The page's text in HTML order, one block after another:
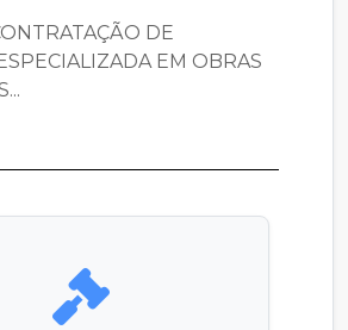
DE
EM OBRAS